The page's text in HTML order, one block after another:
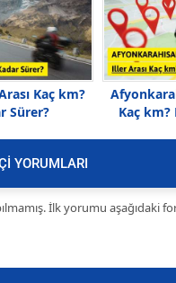
Kaç km?
Sürer?
Kaç km?
YORUMLARI
İlk yorumu aşağıdaki